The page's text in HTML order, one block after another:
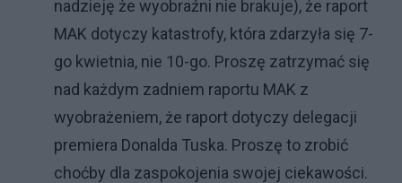
nadzieję że wyobraźni nie brakuje), że raport
MAK dotyczy katastrofy, która zdarzyła się 7-
go kwietnia, nie 10-go. Proszę zatrzymać się
nad każdym zadniem raportu MAK z
wyobrażeniem, że raport dotyczy delegacji
premiera Donalda Tuska. Proszę to zrobić
choćby dla zaspokojenia swojej ciekawości.